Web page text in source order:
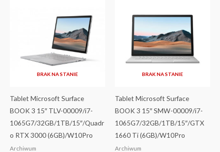
BRAK NA STANIE
Tablet Microsoft Surface
BOOK 3 15″ TLV-00009/i7-
1065G7/32GB/1TB/15″/Quadr
o RTX 3000 (6GB)/W10Pro
Archiwum
BRAK NA STANIE
Tablet Microsoft Surface
BOOK 3 15″ SMW-00009/i7-
1065G7/32GB/1TB/15″/GTX
1660 Ti (6GB)/W10Pro
Archiwum